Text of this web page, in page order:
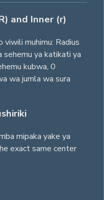
and Inner (r)
viwili muhimu: Radius
sehemu ya katikati ya
kubwa, 0
wa jumla wa sura
mipaka yake ya
exact same center